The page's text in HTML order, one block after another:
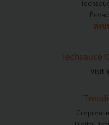
ส่งบ
Techsauce
Visit